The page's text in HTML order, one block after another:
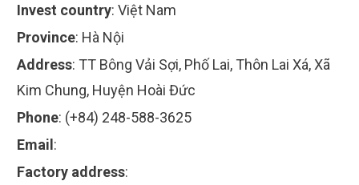
Invest country: Việt Nam
Province: Hà Nội
Address: TT Bông Vải Sợi, Phố Lai, Thôn Lai Xá, Xã
Kim Chung, Huyện Hoài Đức
Phone: (+84) 248-588-3625
Email :
Factory address: